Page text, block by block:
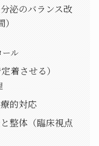
泌のバランス改
ール
着させる）
的対応
整体（臨床視点